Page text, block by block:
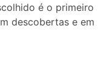
é o primeiro
descobertas e em